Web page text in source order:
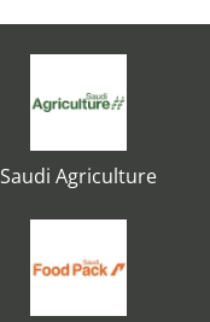
Saudi Agriculture